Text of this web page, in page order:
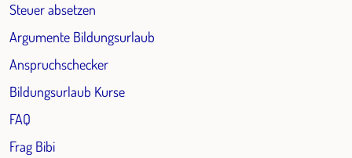
Steuer absetzen
Argumente Bildungsurlaub
Anspruchschecker
Bildungsurlaub Kurse
FAQ
Frag Bibi